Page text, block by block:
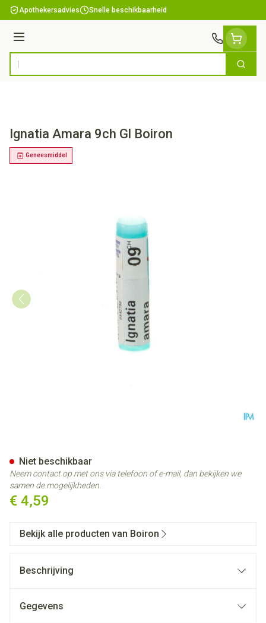
Ga naar de inhoud
Apothekersadvies Snelle beschikbaarheid
Menu
Product, merk, categorie... Zoek
Ignatia Amara 9ch Gl Boiron
Geneesmiddel
€ 4,59
Niet beschikbaar
Neem contact op met ons via telefoon of e-mail, dan bekijken we
samen de mogelijkheden.
Bekijk alle producten van Boiron
Beschrijving
Gegevens